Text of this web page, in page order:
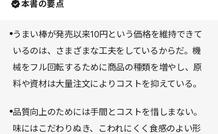
られた。
本書の要点
うまい棒が発売以来10円という価格を維持できて
いるのは、さまざまな工夫をしているからだ。機
械をフル回転するために商品の種類を増やし、原
料や資材は大量注文によりコストを抑えている。
品質向上のためには手間とコストを惜しまない。
味にはこだわりぬき、こわれにくく食感のよい形